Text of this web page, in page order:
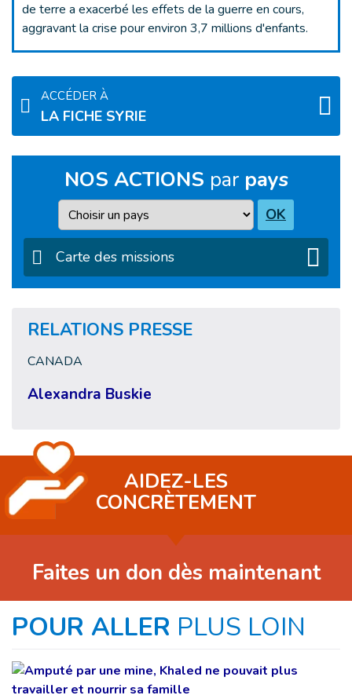
de terre a exacerbé les effets de la guerre en cours,
aggravant la crise pour environ 3,7 millions d'enfants.
ACCÉDER À
LA FICHE SYRIE
NOS ACTIONS par pays
Pays OK
Carte des missions
RELATIONS PRESSE
CANADA
Alexandra Buskie
AIDEZ-LES
CONCRÈTEMENT
Faites un don dès maintenant
POUR ALLER PLUS LOIN